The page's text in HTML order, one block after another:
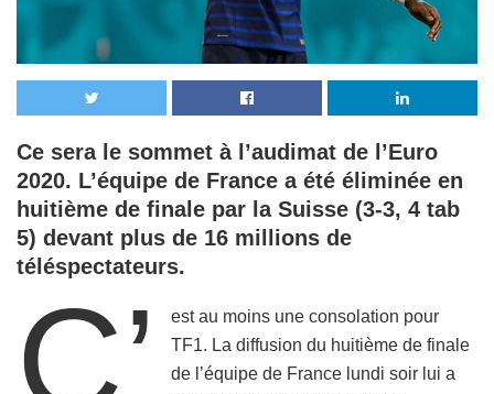
Ce sera le sommet à l’audimat de l’Euro
2020. L’équipe de France a été éliminée en
huitième de finale par la Suisse (3-3, 4 tab
5) devant plus de 16 millions de
téléspectateurs.
C’
est au moins une consolation pour
TF1. La diffusion du huitième de finale
de l’équipe de France lundi soir lui a